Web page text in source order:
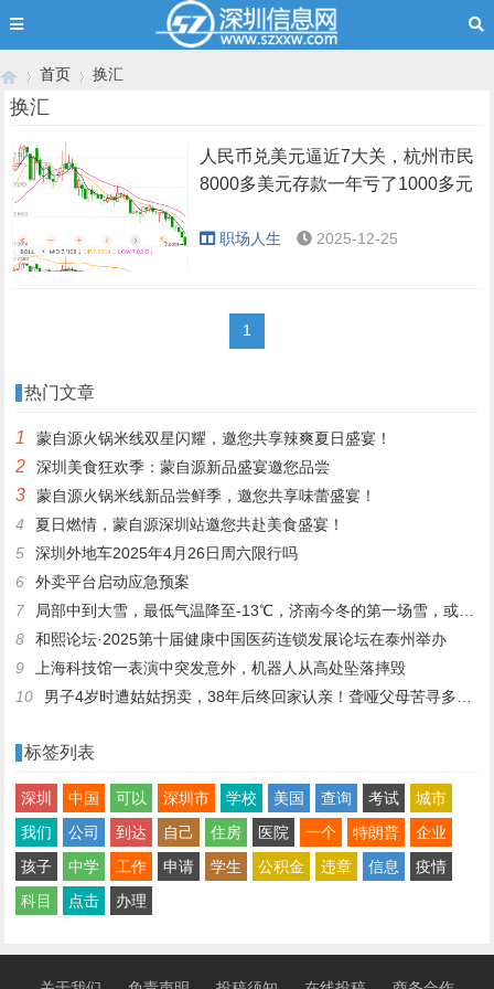
›
首页
›
换汇
换汇
人民币兑美元逼近7大关，杭州市民
8000多美元存款一年亏了1000多元
职场人生 2025-12-25
1
热门文章
1 蒙自源火锅米线双星闪耀，邀您共享辣爽夏日盛宴！
2 深圳美食狂欢季：蒙自源新品盛宴邀您品尝
3
蒙自源火锅米线新品尝鲜季，邀您共享味蕾盛宴！
4
夏日燃情，蒙自源深圳站邀您共赴美食盛宴！
5
深圳外地车2025年4月26日周六限行吗
6
外卖平台启动应急预案
7
局部中到大雪，最低气温降至-13℃，济南今冬的第一场雪，或跟去年同一时间！
8
和熙论坛·2025第十届健康中国医药连锁发展论坛在泰州举办
9
上海科技馆一表演中突发意外，机器人从高处坠落摔毁
10
男子4岁时遭姑姑拐卖，38年后终回家认亲！聋哑父母苦寻多年，母亲已抱憾离世丨红星寻人
标签列表
深圳 中国 可以 深圳市 学校 美国 查询 考试
城市
我们
公司 到达 自己 住房 医院 一个 特朗普
企业
孩子
中学 工作 申请 学生 公积金 违章 信息
疫情
科目
点击 办理